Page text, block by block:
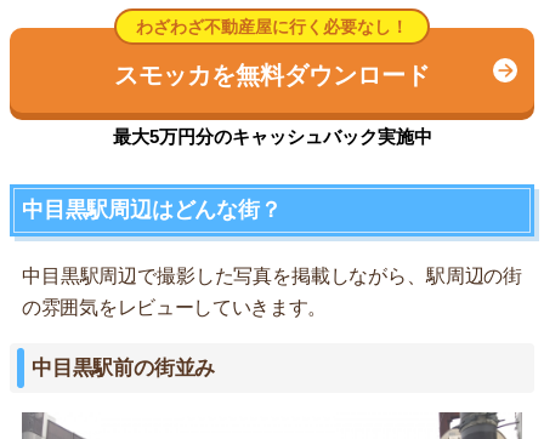
わざわざ不動産屋に行く必要なし！
スモッカを無料ダウンロード
最大5万円分のキャッシュバック実施中
中目黒駅周辺はどんな街？
中目黒駅周辺で撮影した写真を掲載しながら、駅周辺の街
の雰囲気をレビューしていきます。
中目黒駅前の街並み